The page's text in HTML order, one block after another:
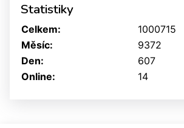
Statistiky
Online: 14
Celkem:
1000715
Měsíc:
9372
Den:
607